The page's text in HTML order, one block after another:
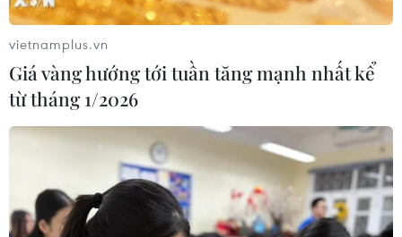
28/07/2026 13:49
Cộng đồng người Việt tại Campuchia
thành kính tri ân các anh hùng liệt sỹ
27/07/2026 08:04
Kiều bào tại Đức tổ chức Lễ cầu siêu,
vietnamplus.vn
Giá vàng hướng tới tuần tăng mạnh nhất kể
từ tháng 1/2026